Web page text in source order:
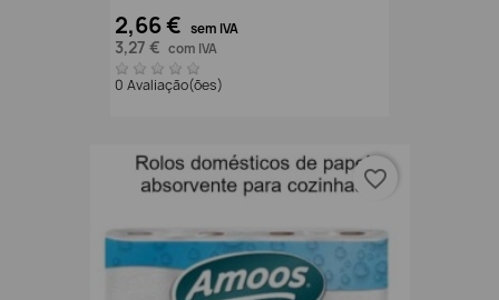
2,66 € sem IVA
3,27 € com IVA
0 Avaliação(ões)
favorite_border